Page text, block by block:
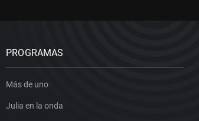
PROGRAMAS
Más de uno
Julia en la onda